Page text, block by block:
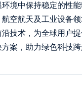
境中保持稳定的性
空航天及工业设备领
技术，为全球用户
案，助力绿色科技